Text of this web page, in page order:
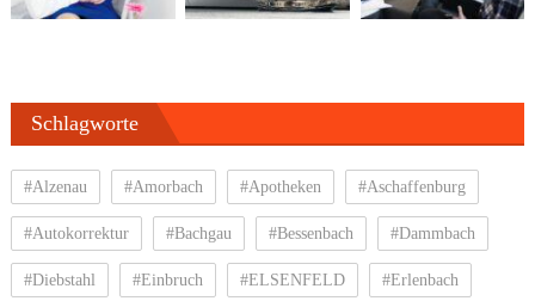
Schlagworte
#Alzenau #Amorbach #Apotheken #Aschaffenburg
#Autokorrektur #Bachgau #Bessenbach #Dammbach
#Diebstahl #Einbruch #ELSENFELD #Erlenbach